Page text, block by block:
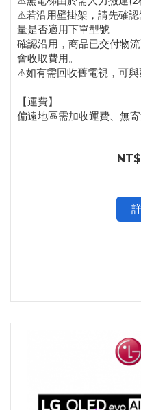
⚠若沿用壁掛架，請先確
量是否適用下單型號
確認沿用，商品已交付物
會收取費用。
⚠如有需回收舊電視，可與
【運費】
偏遠地區需加收運費、無